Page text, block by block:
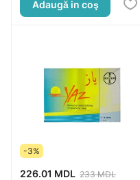
Adaugă in coş
-3%
226.01 MDL 233 MDL